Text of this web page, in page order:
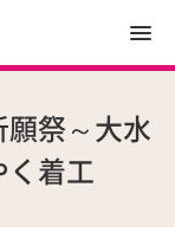
願祭～大水
着工